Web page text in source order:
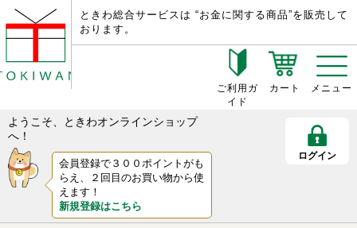
ときわ総合サービスは “お金に関する商品”を販売して
おります。
ご利用ガ
イド
カート メニュー
ようこそ、ときわオンラインショップ
へ！
会員登録で３００ポイントがも
らえ、２回目のお買い物から使
えます！
新規登録はこちら
ログイン